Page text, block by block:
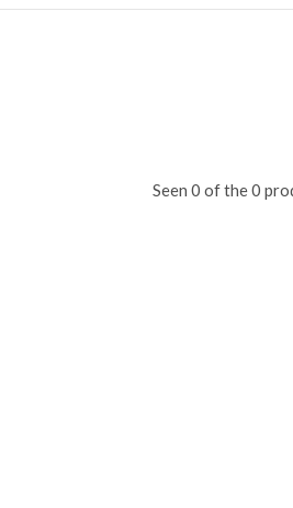
Seen 0 of the 0